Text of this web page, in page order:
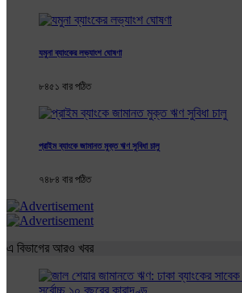
যমুনা ব্যাংকের লভ্যাংশ ঘোষণা
৮৪৫১ বার পঠিত
প্রাইম ব্যাংকে জামানত মুক্ত ঋণ সুবিধা চালু
৭৪৮৪ বার পঠিত
এ বিভাগের আরও খবর